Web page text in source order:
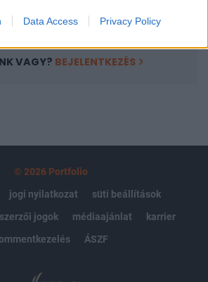
Data Access Privacy Policy
VAGY? BEJELENTKEZÉS
© 2026 Portfolio
jogi nyilatkozat
süti beállítások
szerzői jogok médiaajánlat
karrier
ÁSZF